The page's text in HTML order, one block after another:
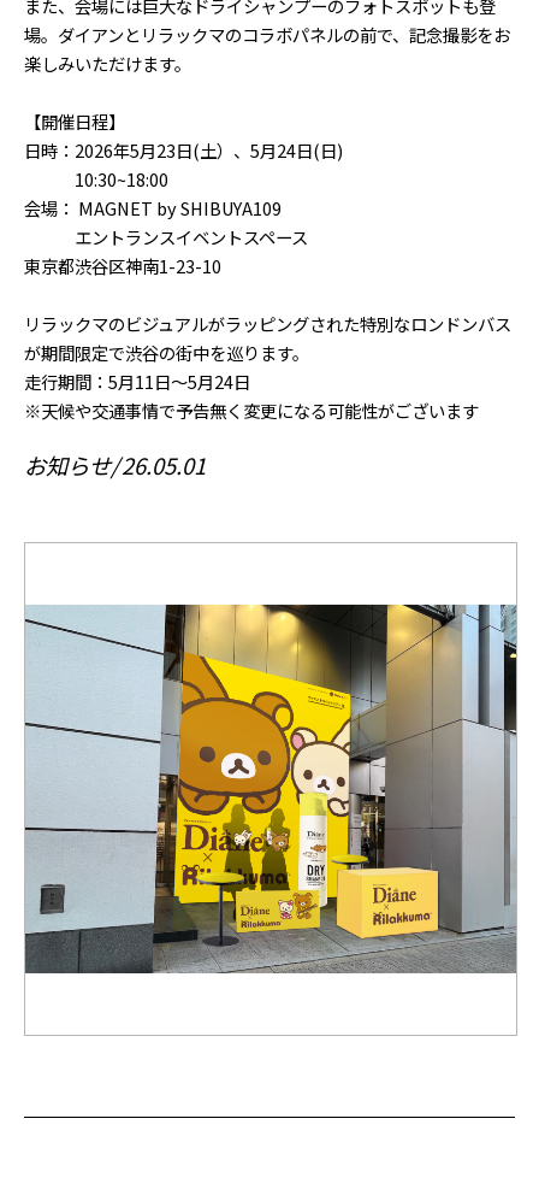
また、会場には巨大なドライシャンプーのフォトスポットも登
場。ダイアンとリラックマのコラボパネルの前で、記念撮影をお
楽しみいただけます。
【開催日程】
日時：2026年5月23日(土）、5月24日(日)
10:30~18:00
会場： MAGNET by SHIBUYA109
エントランスイベントスペース
東京都渋谷区神南1-23-10
リラックマのビジュアルがラッピングされた特別なロンドンバス
が期間限定で渋谷の街中を巡ります。
走行期間：5月11日～5月24日
※天候や交通事情で予告無く変更になる可能性がございます
お知らせ 26.05.01